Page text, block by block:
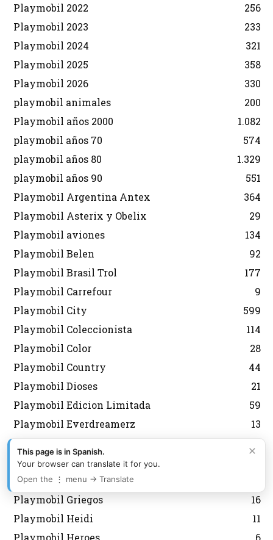
Playmobil 2022
256
Playmobil 2023
233
Playmobil 2024
321
Playmobil 2025
358
Playmobil 2026
330
playmobil animales
200
Playmobil años 2000
1.082
playmobil años 70
574
playmobil años 80
1.329
playmobil años 90
551
Playmobil Argentina Antex
364
Playmobil Asterix y Obelix
29
Playmobil aviones
134
Playmobil Belen
92
Playmobil Brasil Trol
177
Playmobil Carrefour
9
Playmobil City
599
Playmobil Coleccionista
114
Playmobil Color
28
Playmobil Country
44
Playmobil Dioses
21
Playmobil Edicion Limitada
59
Playmobil Everdreamerz
13
Playmobil Fallas
2
Playmobil Fútbol
Playmobil Grecia Lyra
Playmobil Griegos
16
Playmobil Heidi
11
Playmobil Heroes
6
×
This page is in Spanish.
Your browser can translate it for you.
Open the ⋮ menu → Translate